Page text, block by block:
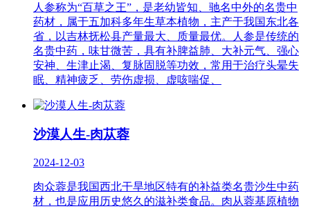
人参称为“百草之王”，是老幼皆知、驰名中外的名贵中
药材，属于五加科多年生草本植物，主产于我国东北各
省，以吉林抚松县产量最大、质量最优。人参是传统的
名贵中药，味甘微苦，具有补脾益肺、大补元气、强心
安神、生津止渴、复脉固脱等功效，常用于治疗头晕失
眠、精神疲乏、劳伤虚损、虚咳喘促、
沙漠人生-肉苁蓉
2024-12-03
肉众蓉是我国西北干旱地区特有的补益类名贵沙生中药
材，也是应用历史悠久的滋补类食品。肉从蓉基原植物